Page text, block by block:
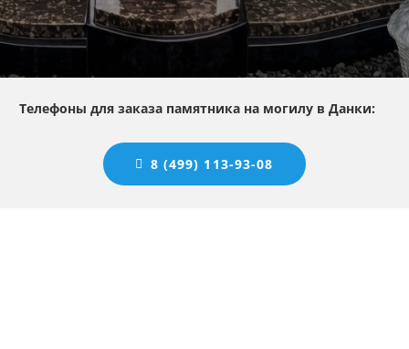
Телефоны для заказа памятника на могилу в Данки:
8 (499) 113-93-08